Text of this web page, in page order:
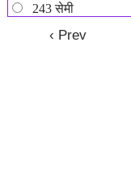
243 सेमी